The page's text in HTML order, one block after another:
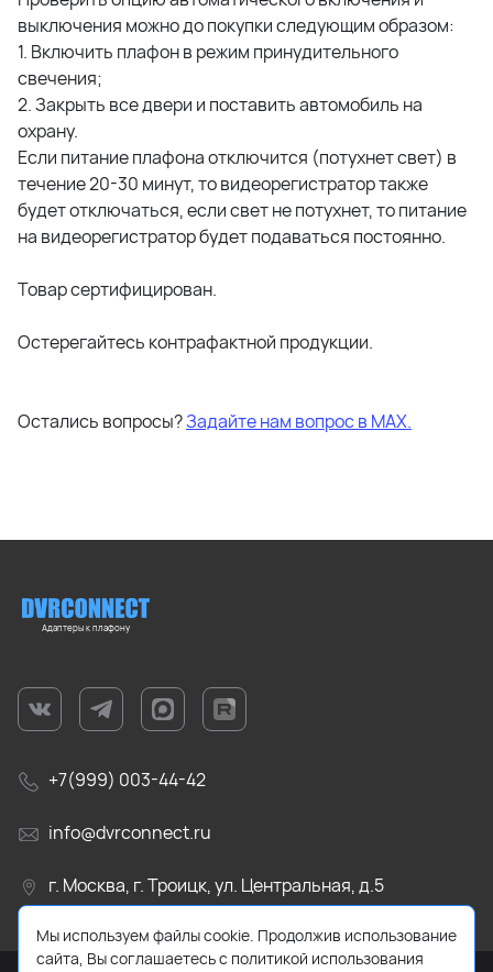
выключения можно до покупки следующим образом:
1. Включить плафон в режим принудительного
свечения;
2. Закрыть все двери и поставить автомобиль на
охрану.
Если питание плафона отключится (потухнет свет) в
течение 20-30 минут, то видеорегистратор также
будет отключаться, если свет не потухнет, то питание
на видеорегистратор будет подаваться постоянно.
Товар сертифицирован.
Остерегайтесь контрафактной продукции.
Остались вопросы?Задайте нам вопрос в МАХ.
Адаптеры к плафону
+7(999) 003-44-42
info@dvrconnect.ru
г. Москва, г. Троицк, ул. Центральная, д.5
Мы используем файлы cookie. Продолжив использование
сайта, Вы соглашаетесь с политикой использования